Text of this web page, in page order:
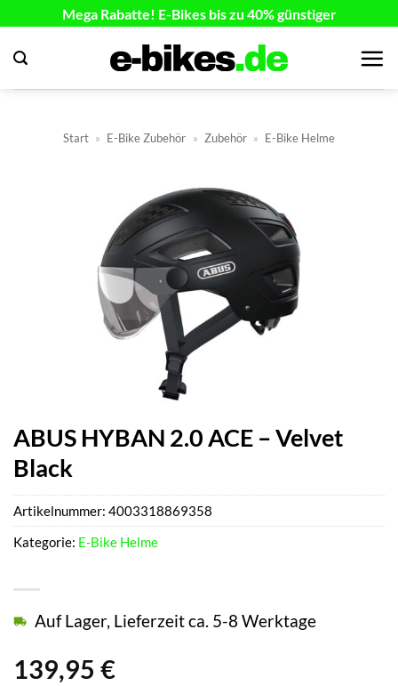
springen
Mega Rabatte! E-Bikes bis zu 40% günstiger
Start » E-Bike Zubehör » Zubehör » E-Bike Helme
ABUS HYBAN 2.0 ACE – Velvet
Black
139,95 €
Auf Lager, Lieferzeit ca. 5-8 Werktage
Artikelnummer: 4003318869358
Kategorie: E-Bike Helme